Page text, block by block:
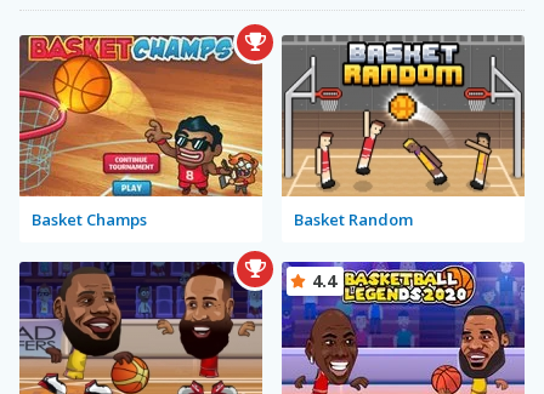
Basket Champs Basket Random
4.4